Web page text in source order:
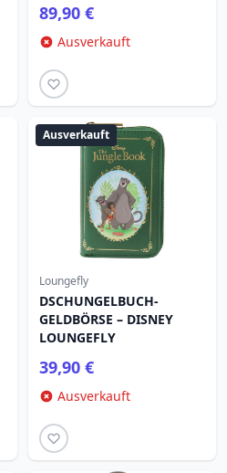
89,90 €
Ausverkauft
Ausverkauft
Loungefly
DSCHUNGELBUCH-
GELDBÖRSE – DISNEY
LOUNGEFLY
39,90 €
Ausverkauft